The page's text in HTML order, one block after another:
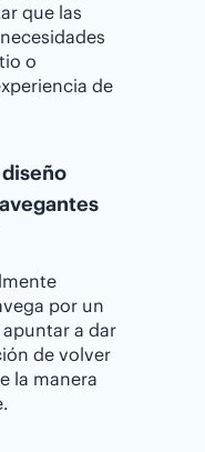
que las
o
de
por un
a dar
de volver
la manera